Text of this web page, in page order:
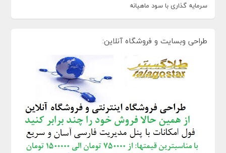
سرمایه گذاری با سود ماهیانه
طراحی وبسایت و فروشگاه آنلاین: